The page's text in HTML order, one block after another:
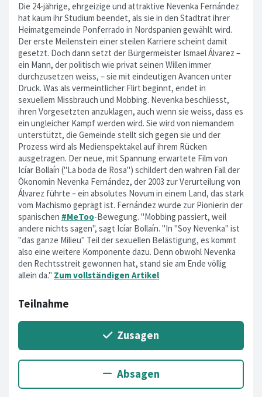
Die 24-jährige, ehrgeizige und attraktive Nevenka Fernández
hat kaum ihr Studium beendet, als sie in den Stadtrat ihrer
Heimatgemeinde Ponferrado in Nordspanien gewählt wird.
Der erste Meilenstein einer steilen Karriere scheint damit
gesetzt. Doch dann setzt der Bürgermeister Ismael Álvarez –
ein Mann, der politisch wie privat seinen Willen immer
durchzusetzen weiss, – sie mit eindeutigen Avancen unter
Druck. Was als vermeintlicher Flirt beginnt, endet in
sexuellem Missbrauch und Mobbing. Nevenka beschliesst,
ihren Vorgesetzten anzuklagen, auch wenn sie weiss, dass es
ein ungleicher Kampf werden wird. Sie wird von niemandem
unterstützt, die Gemeinde stellt sich gegen sie und der
Prozess wird als Medienspektakel auf ihrem Rücken
ausgetragen. Der neue, mit Spannung erwartete Film von
Icíar Bollaín ("La boda de Rosa") schildert den wahren Fall der
Ökonomin Nevenka Fernández, der 2003 zur Verurteilung von
Álvarez führte – ein absolutes Novum in einem Land, das stark
vom Machismo geprägt ist. Fernández wurde zur Pionierin der
spanischen #MeToo-Bewegung. "Mobbing passiert, weil
andere nichts sagen", sagt Icíar Bollaín. "In "Soy Nevenka" ist
"das ganze Milieu" Teil der sexuellen Belästigung, es kommt
also eine weitere Komponente dazu. Denn obwohl Nevenka
den Rechtsstreit gewonnen hat, stand sie am Ende völlig
allein da." Zum vollständigen Artikel